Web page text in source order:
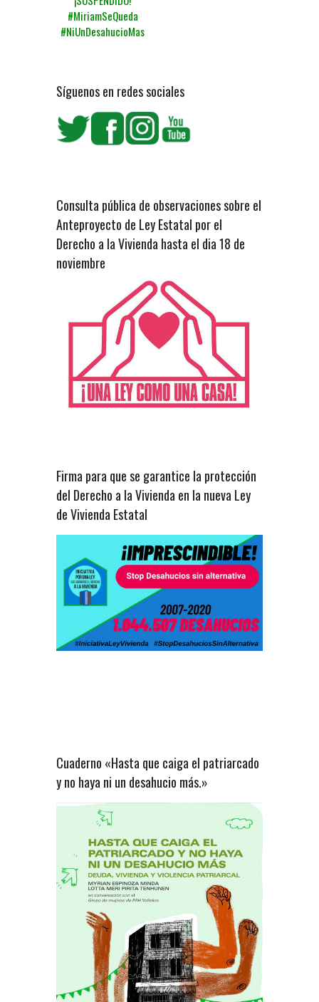
#MiriamSeQueda
#NiUnDesahucioMas
Síguenos en redes sociales
Consulta pública de observaciones sobre el
Anteproyecto de Ley Estatal por el
Derecho a la Vivienda hasta el dia 18 de
noviembre
Firma para que se garantice la protección
del Derecho a la Vivienda en la nueva Ley
de Vivienda Estatal
Cuaderno «Hasta que caiga el patriarcado
y no haya ni un desahucio más.»